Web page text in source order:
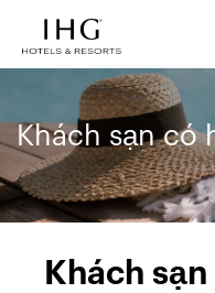
Khách sạn có
Khách